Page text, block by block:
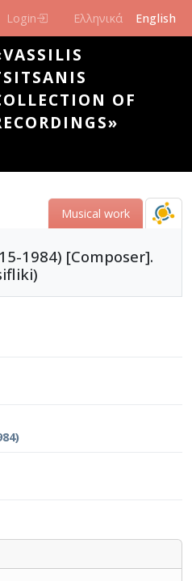
Login Ελληνικά English
OF
Musical work
1984) [Composer].